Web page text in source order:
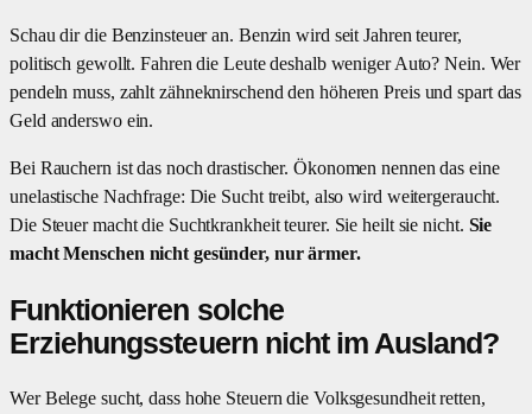
Schau dir die Benzinsteuer an. Benzin wird seit Jahren teurer,
politisch gewollt. Fahren die Leute deshalb weniger Auto? Nein. Wer
pendeln muss, zahlt zähneknirschend den höheren Preis und spart das
Geld anderswo ein.
Bei Rauchern ist das noch drastischer. Ökonomen nennen das eine
unelastische Nachfrage: Die Sucht treibt, also wird weitergeraucht.
Die Steuer macht die Suchtkrankheit teurer. Sie heilt sie nicht. Sie
macht Menschen nicht gesünder, nur ärmer.
Funktionieren solche
Erziehungssteuern nicht im Ausland?
Wer Belege sucht, dass hohe Steuern die Volksgesundheit retten,